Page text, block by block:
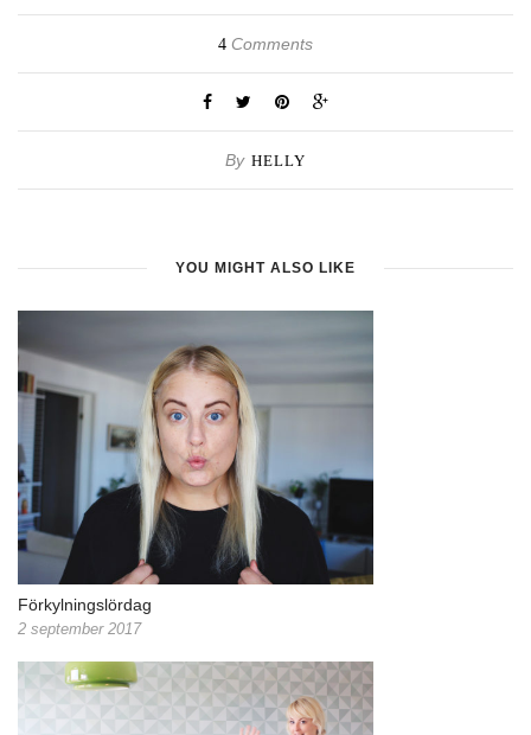
4 Comments
By HELLY
YOU MIGHT ALSO LIKE
Förkylningslördag
2 september 2017